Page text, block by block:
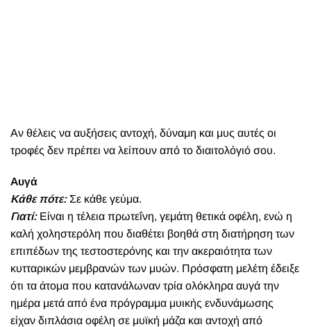
Αν θέλεις να αυξήσεις αντοχή, δύναμη και μυς αυτές οι
τροφές δεν πρέπει να λείπουν από το διαιτολόγιό σου.
Αυγά
Κάθε πότε:Σε κάθε γεύμα.
Γιατί:Είναι η τέλεια πρωτεΐνη, γεμάτη θετικά οφέλη, ενώ η
καλή χοληστερόλη που διαθέτει βοηθά στη διατήρηση των
επιπέδων της τεστοστερόνης και την ακεραιότητα των
κυτταρικών μεμβρανών των μυών. Πρόσφατη μελέτη έδειξε
ότι τα άτομα που κατανάλωναν τρία ολόκληρα αυγά την
ημέρα μετά από ένα πρόγραμμα μυικής ενδυνάμωσης
είχαν διπλάσια οφέλη σε μυϊκή μάζα και αντοχή από